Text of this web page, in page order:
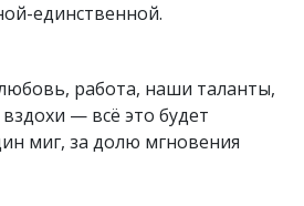
единственной.
работа, наши таланты,
— всё это будет
миг, за долю мгновения